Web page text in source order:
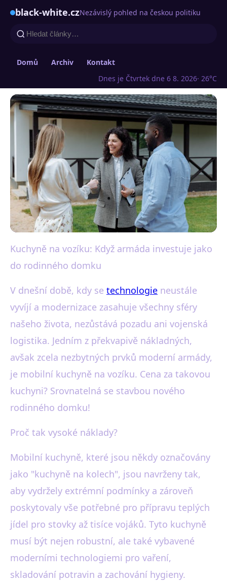
black-white.czNezávislý pohled na českou politiku
Domů Archiv
Kontakt
Dnes je Čtvrtek dne 6 8. 2026· 26°C
black-white.cz
Mobilní Kuchyně: Armádní
Investice Srovnatelná se
Stavbou Domu
· 3 min čtení · Autor: Karel Černý
Kuchyně na vozíku: Když armáda investuje jako
do rodinného domku
V dnešní době, kdy se technologie neustále
vyvíjí a modernizace zasahuje všechny sféry
našeho života, nezůstává pozadu ani vojenská
logistika. Jedním z překvapivě nákladných,
avšak zcela nezbytných prvků moderní armády,
je mobilní kuchyně na vozíku. Cena za takovou
kuchyni? Srovnatelná se stavbou nového
rodinného domku!
Proč tak vysoké náklady?
Mobilní kuchyně, které jsou někdy označovány
jako "kuchyně na kolech", jsou navrženy tak,
aby vydržely extrémní podmínky a zároveň
poskytovaly vše potřebné pro přípravu teplých
jídel pro stovky až tisíce vojáků. Tyto kuchyně
musí být nejen robustní, ale také vybavené
moderními technologiemi pro vaření,
skladování potravin a zachování hygieny.